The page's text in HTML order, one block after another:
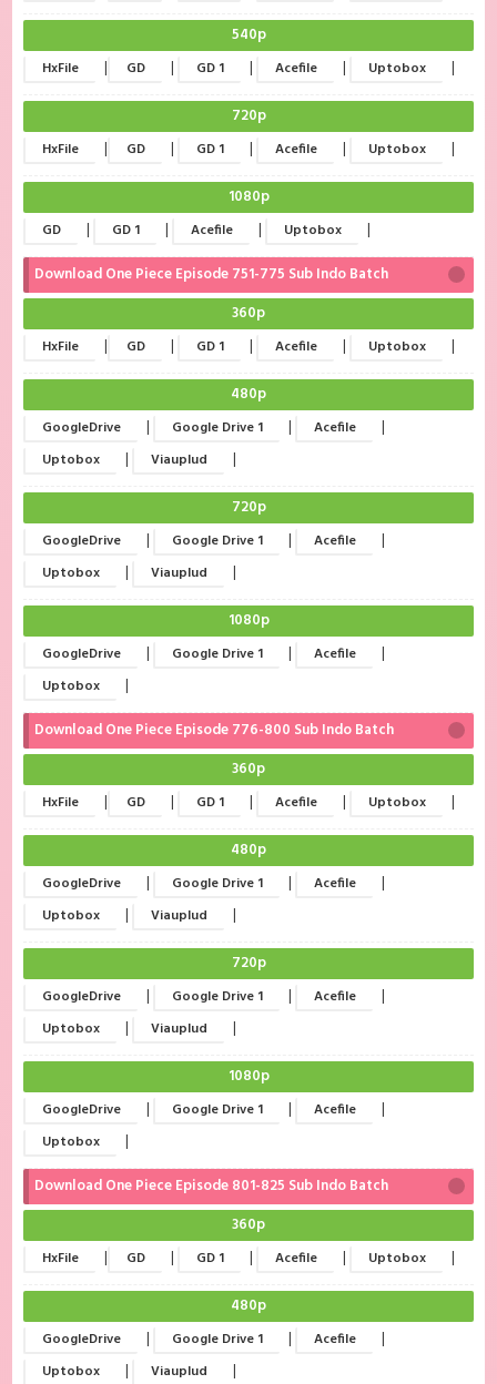
540p
HxFile | GD | GD 1 | Acefile | Uptobox |
720p
HxFile | GD | GD 1 | Acefile | Uptobox |
1080p
GD | GD 1 | Acefile | Uptobox
|
Download One Piece Episode 751-775 Sub Indo Batch
360p
HxFile | GD | GD 1 | Acefile | Uptobox |
480p
GoogleDrive | Google Drive 1 | Acefile |
Uptobox | Viauplud |
720p
GoogleDrive | Google Drive 1 | Acefile |
Uptobox | Viauplud |
1080p
GoogleDrive | Google Drive 1 | Acefile |
Uptobox
|
Download One Piece Episode 776-800 Sub Indo Batch
360p
HxFile | GD | GD 1 | Acefile | Uptobox |
480p
GoogleDrive | Google Drive 1 | Acefile |
Uptobox | Viauplud |
720p
GoogleDrive | Google Drive 1 | Acefile |
Uptobox | Viauplud |
1080p
GoogleDrive | Google Drive 1 | Acefile |
Uptobox
|
Download One Piece Episode 801-825 Sub Indo Batch
360p
HxFile | GD | GD 1 | Acefile | Uptobox |
480p
GoogleDrive | Google Drive 1 | Acefile |
Uptobox | Viauplud |